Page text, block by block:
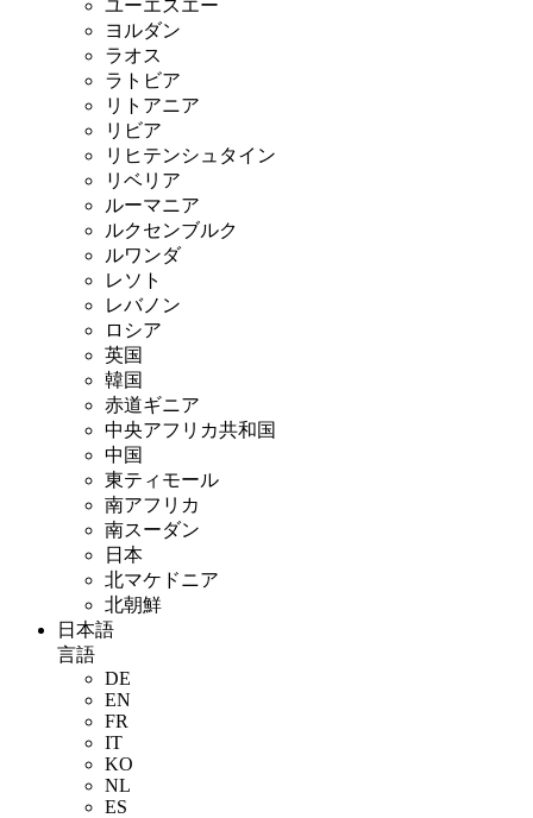
ユーエスエー
ヨルダン
ラオス
ラトビア
リトアニア
リビア
リヒテンシュタイン
リベリア
ルーマニア
ルクセンブルク
ルワンダ
レソト
レバノン
ロシア
英国
韓国
赤道ギニア
中央アフリカ共和国
中国
東ティモール
南アフリカ
南スーダン
日本
北マケドニア
北朝鮮
日本語
言語
DE
EN
FR
IT
KO
NL
ES